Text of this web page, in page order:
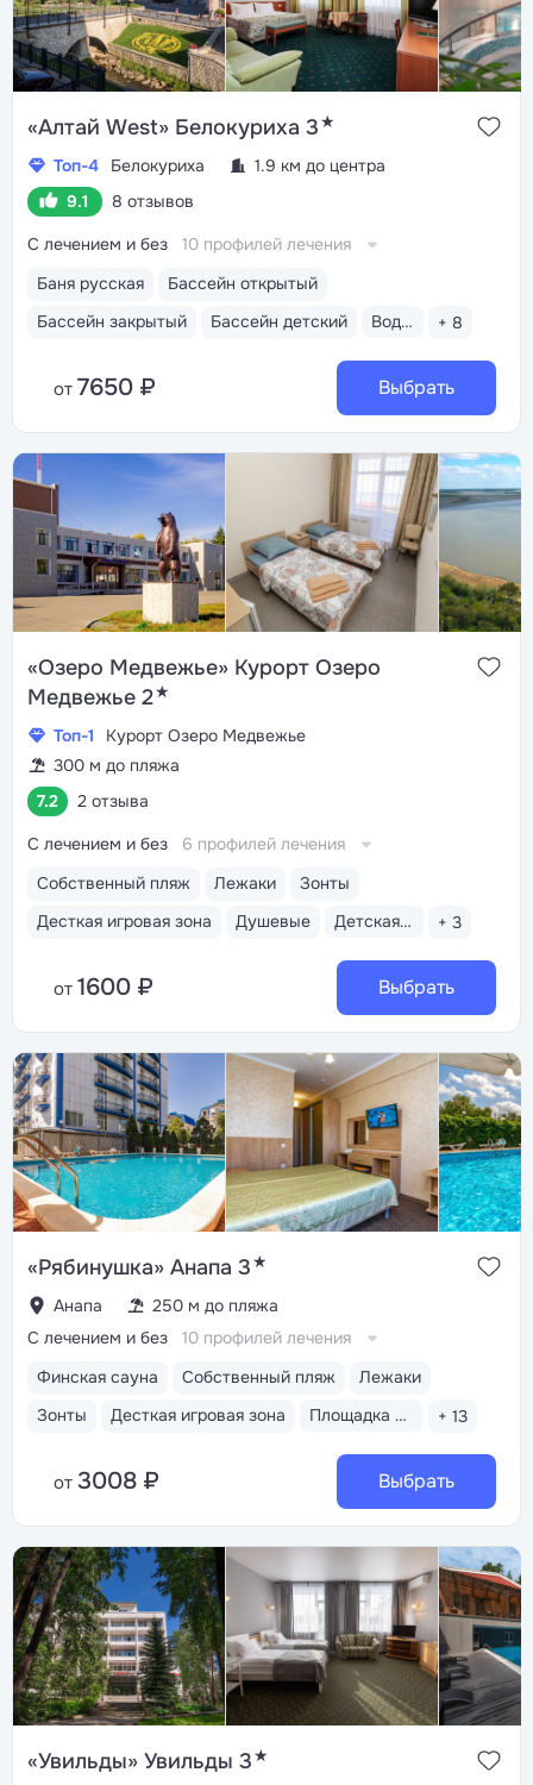
«Алтай West» Белокуриха 3★
Топ-4 Белокуриха
1.9 км до центра
9.1
8 отзывов
Баня русская
Бассейн открытый
Бассейн закрытый
Бассейн детский Водные горки + 8
С лечением и без 10 профилей лечения
от 7650 ₽ Выбрать
«Озеро Медвежье» Курорт Озеро
Медвежье 2★
Топ-1
Курорт Озеро Медвежье
300 м до пляжа
7.2
2 отзыва
Собственный пляж Лежаки
Зонты
Десткая игровая зона
Душевые Детская площадка на пляже + 3
С лечением и без 6 профилей лечения
от 1600 ₽ Выбрать
«Рябинушка» Анапа 3★
Анапа 250 м до пляжа
Финская сауна Собственный пляж
Лежаки
Зонты
Десткая игровая зона Площадка для пляжного волейбола + 13
С лечением и без 10 профилей лечения
от 3008 ₽ Выбрать
«Увильды» Увильды 3★